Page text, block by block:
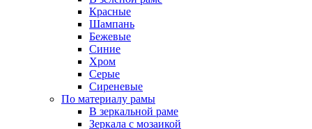
Красные
Шампань
Бежевые
Синие
Хром
Серые
Сиреневые
По материалу рамы
В зеркальной раме
Зеркала с мозаикой